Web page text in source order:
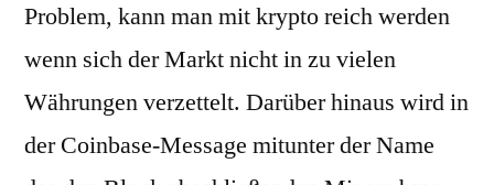
Problem, kann man mit krypto reich werden
wenn sich der Markt nicht in zu vielen
Währungen verzettelt. Darüber hinaus wird in
der Coinbase-Message mitunter der Name